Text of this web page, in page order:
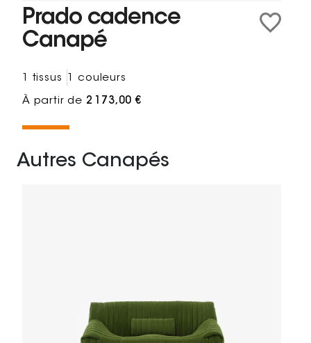
Prado cadence
Canapé
1 tissus 1 couleurs
À partir de 2 173,00 €
Autres Canapés